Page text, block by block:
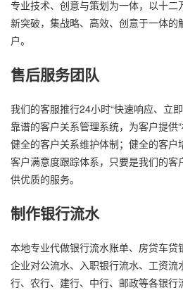
专业技术、创意与策划为一体，以十二
新突破，集战略、高效、创意于一体的
户。
售后服务团队
我们的客服推行24小时“快速响应、立
靠谱的客户关系管理系统，为客户提供
健全的客户关系维护体制；健全的客户
客户满意度跟踪体系，只要是我们的
供优质的服务。
制作银行流水
本地专业代做银行流水账单、房贷车贷
企业对公流水、入职银行流水、工资流
行、农行、建行、中行、邮政等各银